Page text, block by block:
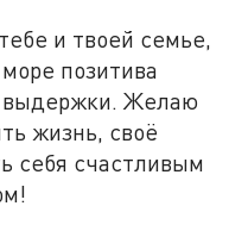
и твоей семье,
позитива
выдержки. Желаю
жизнь, своё
себя счастливым